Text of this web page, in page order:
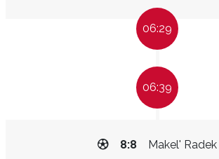
06:29
06:39
Makel' Radek
8:8